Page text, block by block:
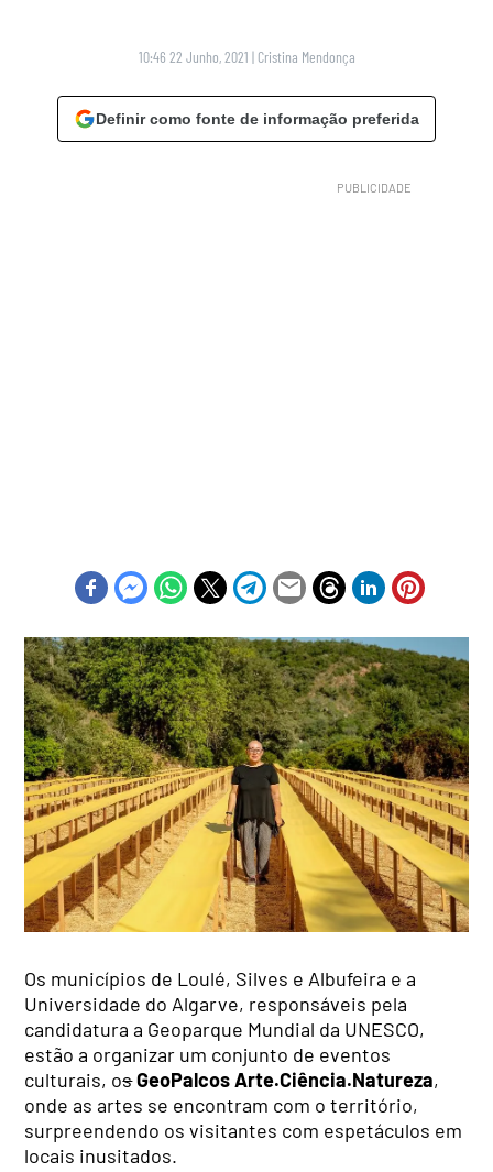
10:46 22 Junho, 2021 | Cristina Mendonça
Definir como fonte de informação preferida
Os municípios de Loulé, Silves e Albufeira e a
Universidade do Algarve, responsáveis pela
candidatura a Geoparque Mundial da UNESCO,
estão a organizar um conjunto de eventos
culturais, osGeoPalcos Arte.Ciência.Natureza,
onde as artes se encontram com o território,
surpreendendo os visitantes com espetáculos em
locais inusitados.